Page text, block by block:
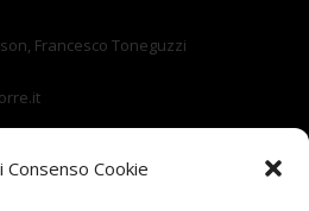
Consenso Cookie
Francesco Toneguzzi